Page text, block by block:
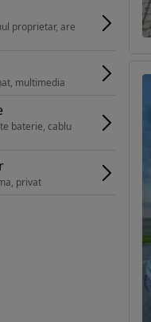
proprietar, are
multimedia
baterie, cablu
privat